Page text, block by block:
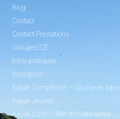
Blog
Contact
Contact Prestations
Groupes/CE
Infos pratiques
Inscription
Kayak Compétition – Course en ligne
Kayak Jeunes
Kayak Loisir – Mer et rivière calme